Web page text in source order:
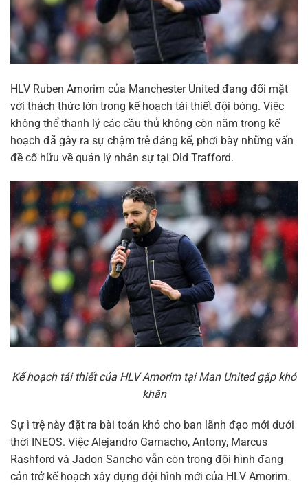
HLV Ruben Amorim của Manchester United đang đối mặt
với thách thức lớn trong kế hoạch tái thiết đội bóng. Việc
không thể thanh lý các cầu thủ không còn nằm trong kế
hoạch đã gây ra sự chậm trễ đáng kể, phơi bày những vấn
đề cố hữu về quản lý nhân sự tại Old Trafford.
Kế hoạch tái thiết của HLV Amorim tại Man United gặp khó
khăn
Sự ì trệ này đặt ra bài toán khó cho ban lãnh đạo mới dưới
thời INEOS. Việc Alejandro Garnacho, Antony, Marcus
Rashford và Jadon Sancho vẫn còn trong đội hình đang
cản trở kế hoạch xây dựng đội hình mới của HLV Amorim.